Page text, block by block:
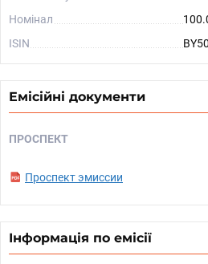
Номінал
ISIN
Емісійні документи
ПРОСПЕКТ
Проспект эмиссии
Інформація по емісії